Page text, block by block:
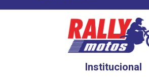
Institucional